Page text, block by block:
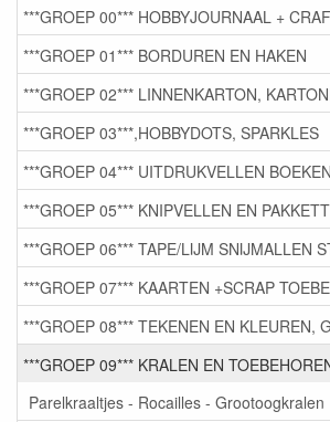
***GROEP 00*** HOBBYJOURNAAL +
***GROEP 01*** BORDUREN EN HAKEN
***GROEP 02*** LINNENKARTON,
***GROEP 03***,HOBBYDOTS, SPARKLES
***GROEP 04*** UITDRUKVELLEN BOEKEN
***GROEP 05*** KNIPVELLEN EN
***GROEP 06*** TAPE/LIJM SNIJMALLEN
***GROEP 07*** KAARTEN +SCRAP
***GROEP 08*** TEKENEN EN KLEUREN,
***GROEP 09*** KRALEN EN
Parelkraaltjes - Rocailles - Grootoogkralen